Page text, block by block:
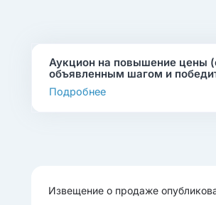
Аукцион на повышение цены
объявленным шагом и
Подробнее
Извещение о продаже